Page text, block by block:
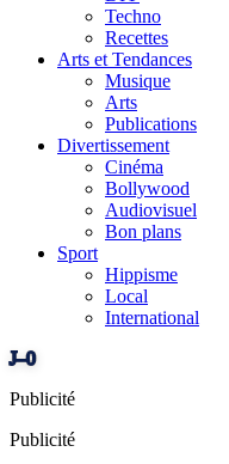
Techno
Recettes
Arts et Tendances
Musique
Arts
Publications
Divertissement
Cinéma
Bollywood
Audiovisuel
Bon plans
Sport
Hippisme
Local
International
J–0
Publicité
Publicité